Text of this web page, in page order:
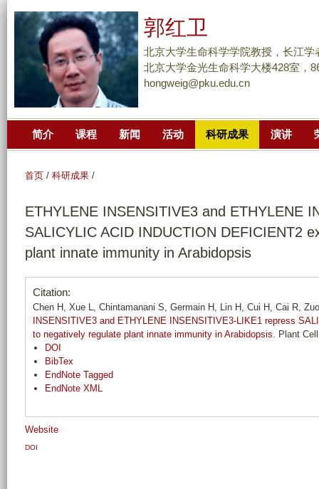
到
主
分
郭红卫
北京大学生命科学学院教授，长江学
北京大学金光生命科学大楼428室，
hongweig@pku.edu.cn
简介 课程 新闻 活动 科研成果 演讲
首页 / 科研成果 /
ETHYLENE INSENSITIVE3 and ETHYLENE
SALICYLIC ACID INDUCTION DEFICIENT2
plant innate immunity in Arabidopsis
Citation:
Chen H, Xue L, Chintamanani S, Germain H, Lin H, Cui H, Cai R,
INSENSITIVE3 and ETHYLENE INSENSITIVE3-LIKE1 repress
to negatively regulate plant innate immunity in Arabidopsis. Plant
DOI
BibTex
EndNote Tagged
EndNote XML
Website
DOI